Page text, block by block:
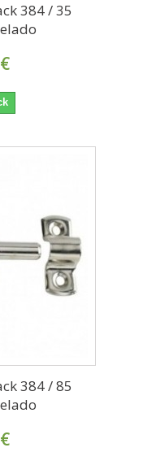
384 / 35
384 / 85